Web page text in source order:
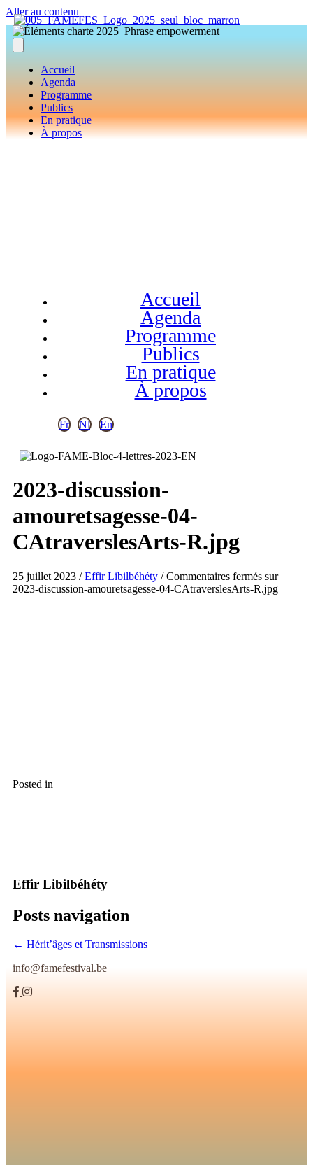
Aller au contenu
Accueil
Agenda
Programme
Publics
En pratique
À propos
Accueil
Agenda
Programme
Publics
En pratique
À propos
Fr Nl En
2023-discussion-
amouretsagesse-04-
CAtraverslesArts-R.jpg
25 juillet 2023 /Effir Libilbéhéty /Commentaires fermés sur
2023-discussion-amouretsagesse-04-CAtraverslesArts-R.jpg
Posted in
Effir Libilbéhéty
Posts navigation
← Hérit’âges et Transmissions
info@famefestival.be